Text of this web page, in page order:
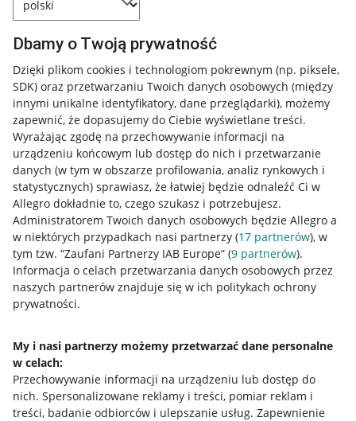
Dbamy o Twoją prywatność
Dzięki plikom cookies i technologiom pokrewnym (np. piksele,
SDK) oraz przetwarzaniu Twoich danych osobowych (między
innymi unikalne identyfikatory, dane przeglądarki), możemy
zapewnić, że dopasujemy do Ciebie wyświetlane treści.
Wyrażając zgodę na przechowywanie informacji na
urządzeniu końcowym lub dostęp do nich i przetwarzanie
danych (w tym w obszarze profilowania, analiz rynkowych i
statystycznych) sprawiasz, że łatwiej będzie odnaleźć Ci w
Allegro dokładnie to, czego szukasz i potrzebujesz.
Administratorem Twoich danych osobowych będzie Allegro a
w niektórych przypadkach nasi partnerzy (17 partnerów), w
tym tzw. “Zaufani Partnerzy IAB Europe” (9 partnerów).
Informacja o celach przetwarzania danych osobowych przez
naszych partnerów znajduje się w ich politykach ochrony
prywatności.
My i nasi partnerzy możemy przetwarzać dane personalne
w celach:
Przechowywanie informacji na urządzeniu lub dostęp do
nich. Spersonalizowane reklamy i treści, pomiar reklam i
treści, badanie odbiorców i ulepszanie usług. Zapewnienie
Przydatne informacje
Jak to działa
Napisz do nas
Allegro Gadane dla sprzedających
Allegro Gadane dla kupujących
Mapa miejscowości
Informacje prawne
Regulamin
Ustawienia plików "cookies"
Udostępnianie lokalizacji
Informacje dla Aktu o Usługach Cyfrowych